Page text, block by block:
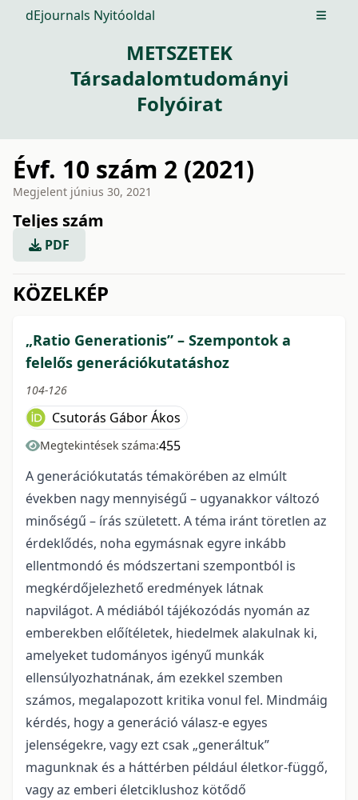
dEjournals Nyitóoldal Open
METSZETEK
Társadalomtudományi
Folyóirat
Évf. 10 szám 2 (2021)
Megjelent június 30, 2021
Teljes szám
PDF
KÖZELKÉP
„Ratio Generationis” – Szempontok a
felelős generációkutatáshoz
104-126
Csutorás Gábor Ákos
Megtekintések száma:455
A generációkutatás témakörében az elmúlt
években nagy mennyiségű – ugyanakkor változó
minőségű – írás született. A téma iránt töretlen az
érdeklődés, noha egymásnak egyre inkább
ellentmondó és módszertani szempontból is
megkérdőjelezhető eredmények látnak
napvilágot. A médiából tájékozódás nyomán az
emberekben előítéletek, hiedelmek alakulnak ki,
amelyeket tudományos igényű munkák
ellensúlyozhatnának, ám ezekkel szemben
számos, megalapozott kritika vonul fel. Mindmáig
kérdés, hogy a generáció válasz-e egyes
jelenségekre, vagy ezt csak „generáltuk”
magunknak és a háttérben például életkor-függő,
vagy az emberi életciklushoz kötődő